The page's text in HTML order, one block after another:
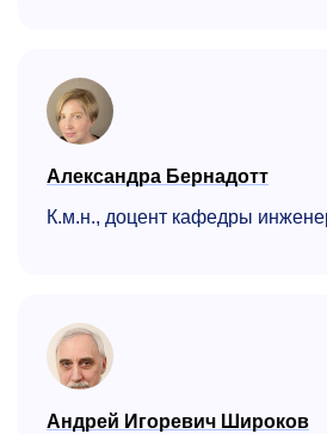
Александра Бернадотт
К.м.н., доцент кафедры
Андрей Игоревич Широков